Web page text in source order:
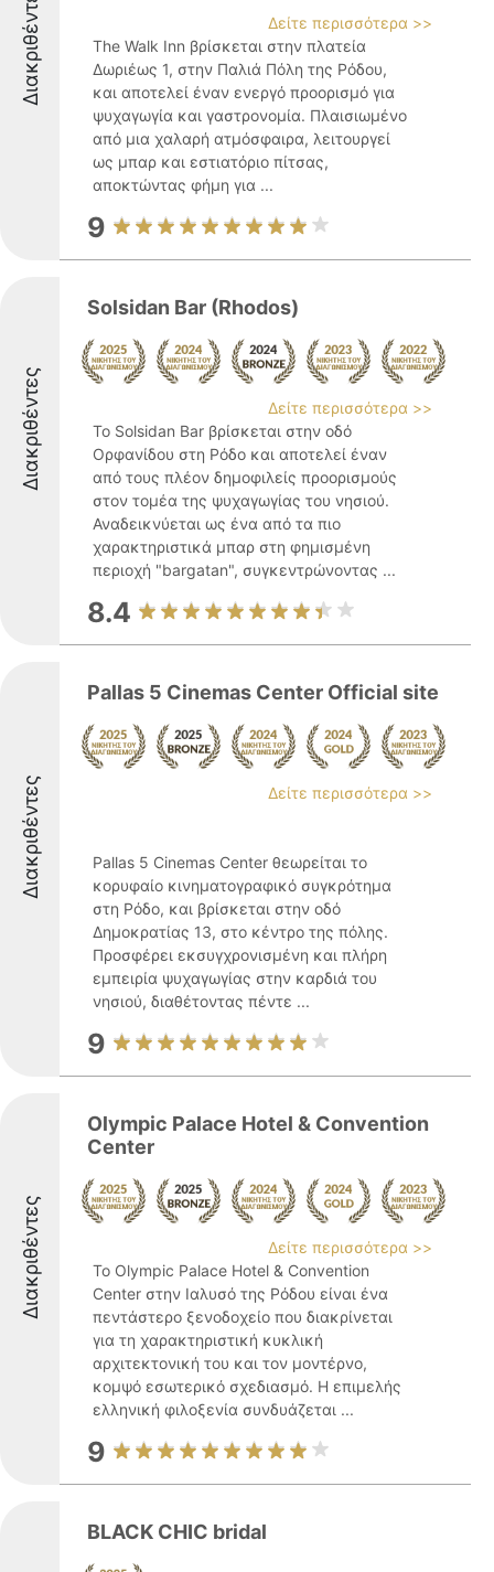
Διακριθέντες
Δείτε περισσότερα >>
The Walk Inn βρίσκεται στην πλατεία
Δωριέως 1, στην Παλιά Πόλη της Ρόδου,
και αποτελεί έναν ενεργό προορισμό για
ψυχαγωγία και γαστρονομία. Πλαισιωμένο
από μια χαλαρή ατμόσφαιρα, λειτουργεί
ως μπαρ και εστιατόριο πίτσας,
αποκτώντας φήμη για ...
9
Διακριθέντες
Solsidan Bar (Rhodos)
Δείτε περισσότερα >>
Το Solsidan Bar βρίσκεται στην οδό
Ορφανίδου στη Ρόδο και αποτελεί έναν
από τους πλέον δημοφιλείς προορισμούς
στον τομέα της ψυχαγωγίας του νησιού.
Αναδεικνύεται ως ένα από τα πιο
χαρακτηριστικά μπαρ στη φημισμένη
περιοχή "bargatan", συγκεντρώνοντας ...
8.4
Διακριθέντες
Pallas 5 Cinemas Center Official site
Δείτε περισσότερα >>
Pallas 5 Cinemas Center θεωρείται το
κορυφαίο κινηματογραφικό συγκρότημα
στη Ρόδο, και βρίσκεται στην οδό
Δημοκρατίας 13, στο κέντρο της πόλης.
Προσφέρει εκσυγχρονισμένη και πλήρη
εμπειρία ψυχαγωγίας στην καρδιά του
νησιού, διαθέτοντας πέντε ...
9
Διακριθέντες
Olympic Palace Hotel & Convention
Center
Δείτε περισσότερα >>
Το Olympic Palace Hotel & Convention
Center στην Ιαλυσό της Ρόδου είναι ένα
πεντάστερο ξενοδοχείο που διακρίνεται
για τη χαρακτηριστική κυκλική
αρχιτεκτονική του και τον μοντέρνο,
κομψό εσωτερικό σχεδιασμό. Η επιμελής
ελληνική φιλοξενία συνδυάζεται ...
9
BLACK CHIC bridal